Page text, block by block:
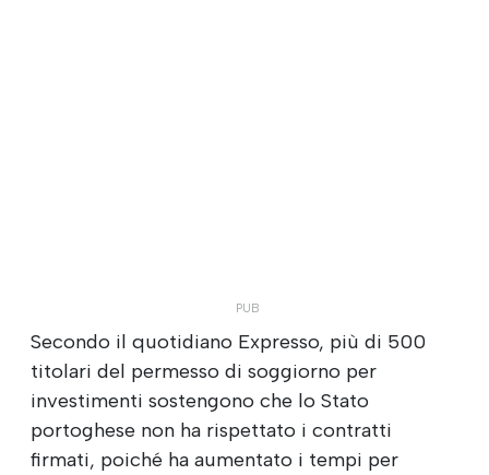
Secondo il quotidiano Expresso, più di 500
titolari del permesso di soggiorno per
investimenti sostengono che lo Stato
portoghese non ha rispettato i contratti
firmati, poiché ha aumentato i tempi per